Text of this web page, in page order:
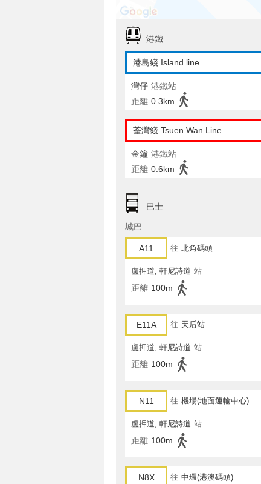
港鐵
港島綫 Island line
灣仔 港鐵站
距離 0.3km
荃灣綫 Tsuen Wan Line
金鐘 港鐵站
距離 0.6km
巴士
城巴
A11 往 北角碼頭
盧押道, 軒尼詩道 站
距離 100m
E11A 往 天后站
盧押道, 軒尼詩道 站
距離 100m
N11 往 機場(地面運輸中心)
盧押道, 軒尼詩道 站
距離 100m
N8X 往 中環(港澳碼頭)